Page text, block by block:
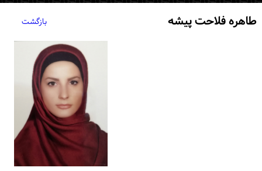
اعضاء انجمنطاهره فلاحت پیشه بازگشت